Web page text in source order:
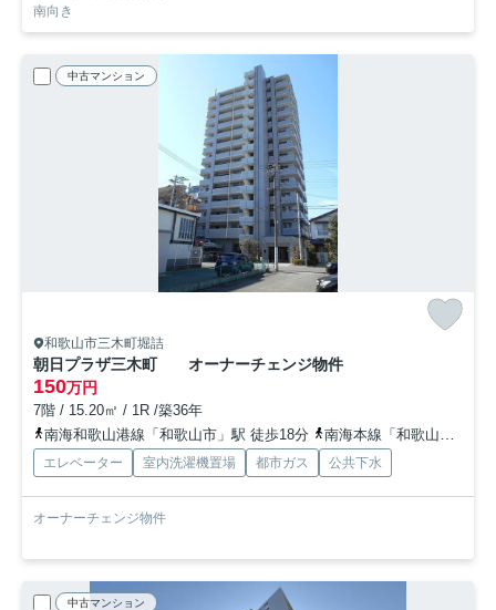
南向き
中古マンション
和歌山市三木町堀詰
朝日プラザ三木町 オーナーチェンジ物件
150万円
7階 / 15.20㎡ / 1R /築36年
南海和歌山港線「和歌山市」駅 徒歩18分
南海本線「和歌山市」駅 徒歩18分
エレベーター 室内洗濯機置場 都市ガス 公共下水
オーナーチェンジ物件
中古マンション